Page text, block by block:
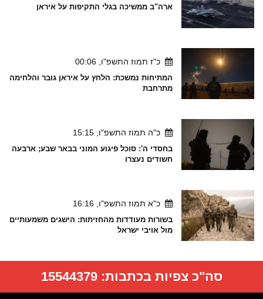
ארה"ב ממשיכה בגלי התקיפות על איראן
כ"ז תמוז התשפ"ו, 00:06
המתיחות נמשכת: הלחץ על איראן גובר והלחימה
מתרחבת
כ"ה תמוז התשפ"ו, 15:15
בחסדי ה': סוכל פיגוע המוני בבאר שבע; ארבעה
חשודים נעצרו
כ"א תמוז התשפ"ו, 16:16
בשורות מעודדות מהחזיתות: הישגים משמעותיים
מול אויבי ישראל
סה"כ צפיות בכתבות:15544379